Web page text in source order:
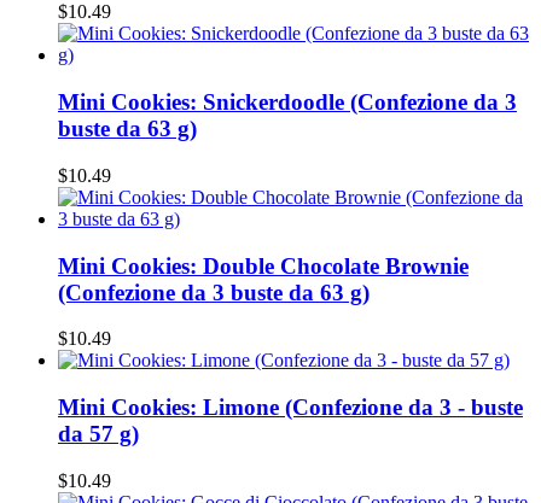
$10.49
Mini Cookies: Snickerdoodle (Confezione da 3
buste da 63 g)
$10.49
Mini Cookies: Double Chocolate Brownie
(Confezione da 3 buste da 63 g)
$10.49
Mini Cookies: Limone (Confezione da 3 - buste
da 57 g)
$10.49